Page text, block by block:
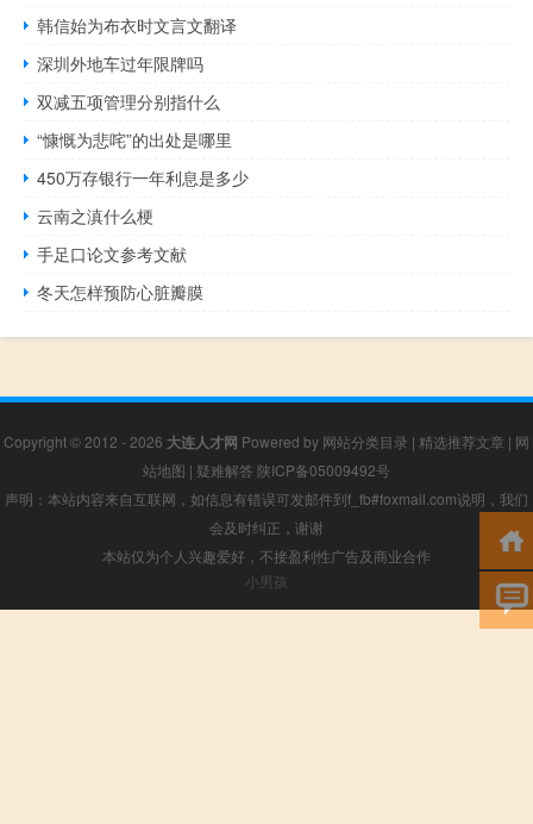
韩信始为布衣时文言文翻译
深圳外地车过年限牌吗
双减五项管理分别指什么
“慷慨为悲咤”的出处是哪里
450万存银行一年利息是多少
云南之滇什么梗
手足口论文参考文献
冬天怎样预防心脏瓣膜
Copyright © 2012 - 2026 大连人才网 Powered by 网站分类目录 | 精选推荐文章 | 网
站地图 | 疑难解答 陕ICP备05009492号
声明：本站内容来自互联网，如信息有错误可发邮件到f_fb#foxmail.com说明，我们
会及时纠正，谢谢
本站仅为个人兴趣爱好，不接盈利性广告及商业合作
小男孩